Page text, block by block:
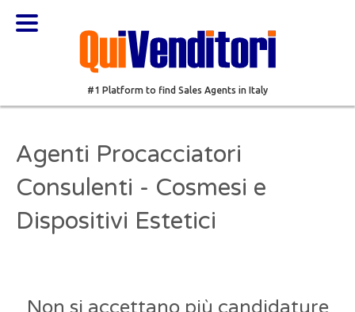
#1 Platform to find Sales Agents in Italy
Agenti Procacciatori
Consulenti - Cosmesi e
Dispositivi Estetici